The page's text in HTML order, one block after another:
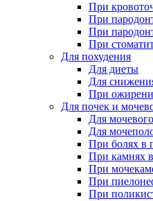
При
При
При
При
Для похудения
Для диеты
Для
При
Для почек и
Для
Для
При болях в
При камнях
При
При
При